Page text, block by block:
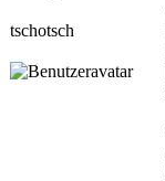
tschotsch